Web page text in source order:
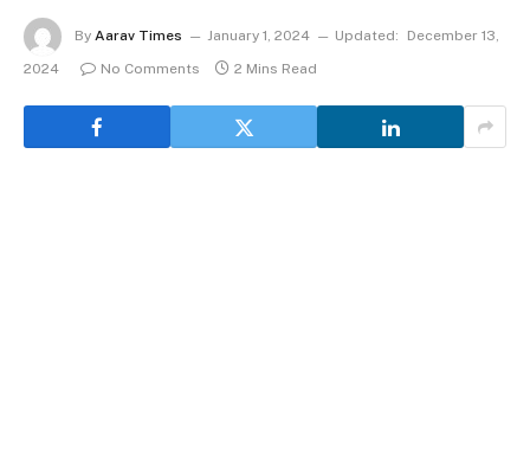
By Aarav Times January 1, 2024 Updated:
December 13,
2024
No Comments 2 Mins Read